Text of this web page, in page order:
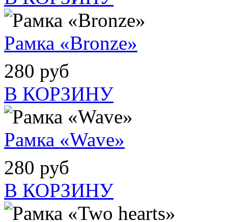
Рамка «Bronze»
280 руб
В КОРЗИНУ
Рамка «Wave»
280 руб
В КОРЗИНУ